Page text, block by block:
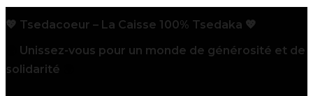
💖 Tsedacoeur – La Caisse 100% Tsedaka 💖
Unissez-vous pour un monde de générosité et de
solidarité